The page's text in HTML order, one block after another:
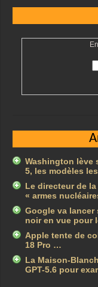
Washington lève
5, les modèles
Le directeur de la
« armes
Google va lancer
noir en vue pour
Apple tente de
18 Pro …
La Maison-
GPT-5.6 pour